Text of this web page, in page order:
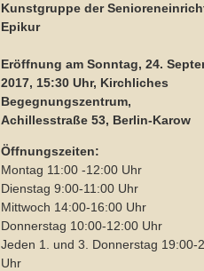
Kunstgruppe der
Epikur
Eröffnung am Sonntag, 24.
2017, 15:30 Uhr, Kirchliches
Begegnungszentrum,
Achillesstraße 53, Berlin-Karow
Öffnungszeiten:
Montag 11:00 -12:00 Uhr
Dienstag 9:00-11:00 Uhr
Mittwoch 14:00-16:00 Uhr
Donnerstag 10:00-12:00 Uhr
Jeden 1. und 3. Donnerstag 19:00-
Uhr